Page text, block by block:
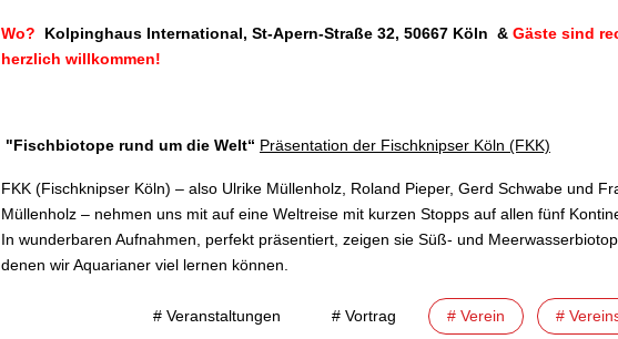
Wo? Kolpinghaus International, St-Apern-Straße 32, 50667 Köln & Gäste sind
herzlich willkommen!
"Fischbiotope rund um die Welt“ Präsentation der Fischknipser Köln (FKK)
FKK (Fischknipser Köln) – also Ulrike Müllenholz, Roland Pieper, Gerd Schwabe und
Müllenholz – nehmen uns mit auf eine Weltreise mit kurzen Stopps auf allen fünf
In wunderbaren Aufnahmen, perfekt präsentiert, zeigen sie Süß- und
denen wir Aquarianer viel lernen können.
# Veranstaltungen # Vortrag # Verein #